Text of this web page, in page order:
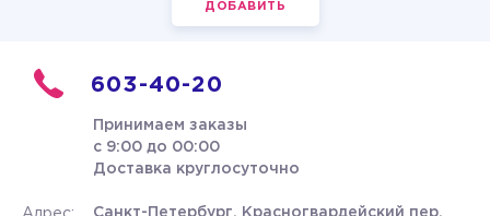
ДОБАВИТЬ
603-40-20
Принимаем заказы
с 9:00 до 00:00
Доставка круглосуточно
Санкт-Петербург, Красногвардейский пер.